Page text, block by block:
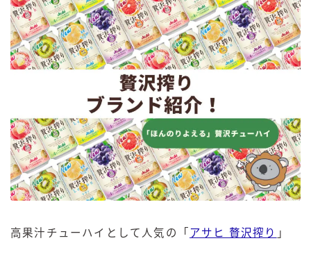
高果汁チューハイとして人気の「 アサヒ 贅沢搾り 」